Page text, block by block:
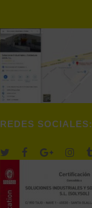
REDES SOCIALES: